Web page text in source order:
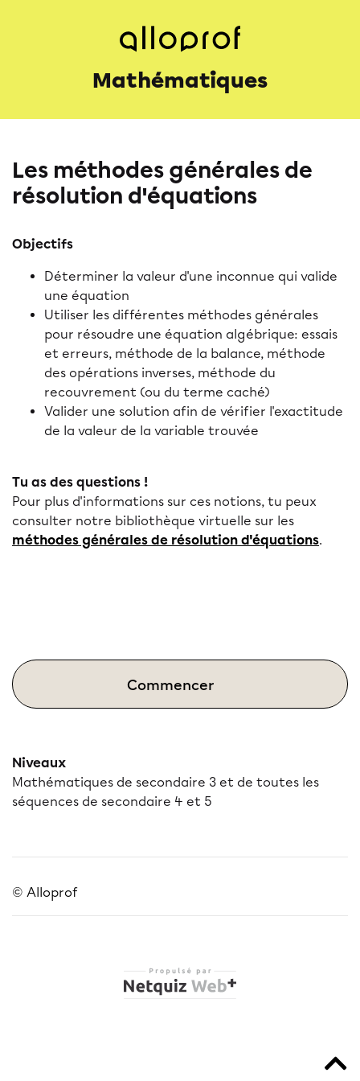
Mathématiques
Les méthodes générales de
résolution d'équations
Objectifs
Déterminer la valeur d'une inconnue qui valide
une équation
Utiliser les différentes méthodes générales
pour résoudre une équation algébrique: essais
et erreurs, méthode de la balance, méthode
des opérations inverses, méthode du
recouvrement (ou du terme caché)
Valider une solution afin de vérifier l'exactitude
de la valeur de la variable trouvée
Tu as des questions !
Pour plus d'informations sur ces notions, tu peux
consulter notre bibliothèque virtuelle sur les
méthodes générales de résolution d'équations.
Commencer
Niveaux
Mathématiques de secondaire 3 et de toutes les
séquences de secondaire 4 et 5
© Alloprof